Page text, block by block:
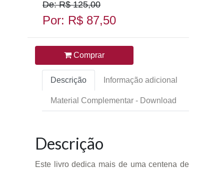
De: R$ 125,00
Por: R$ 87,50
Comprar
Descrição Informação adicional
Material Complementar - Download
Descrição
Este livro dedica mais de uma centena de